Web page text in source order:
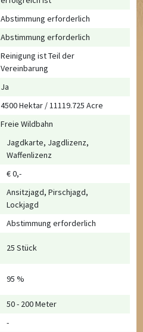
Abstimmung erforderlich
Abstimmung erforderlich
Reinigung ist Teil der
Vereinbarung
Ja
4500 Hektar / 11119.725 Acre
Freie Wildbahn
Jagdkarte, Jagdlizenz,
Waffenlizenz
€ 0,-
Ansitzjagd, Pirschjagd,
Lockjagd
Abstimmung erforderlich
25 Stück
95 %
50 - 200 Meter
-